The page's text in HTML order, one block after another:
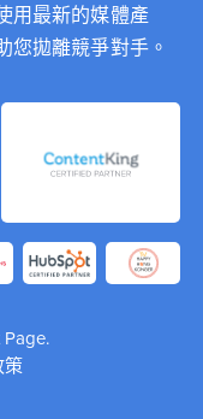
用最新的媒體產
您拋離競爭對手。
策